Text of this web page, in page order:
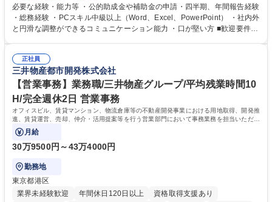
ジションとして活躍いただくことを期待しています。 【総務・人事グルー
プの業務内容】 ・人事制度関連 ・採用活動 ・教育研修の企画、実行 ・勤
怠管理 ・官公庁への各種提出 ・法定の会議運営（評議員会、理事会） ・
管理 ・福利厚生関連 ・職員からの問合せ、相談対応 ・その他日常の総務
業務全般 募集職種 【東京／文京区】公益財団法人の総務人事業務／年間
休日125日
必要な経験・能力等 ・公的助成金や補助金の申請・四半期、年間報告経験
・総務経験 ・PCスキル中級以上（Word、Excel、PowerPoint） ・社内外
と円滑な調整ができるコミュニケーション能力 ・口が堅い方 ■歓迎要件
正社員
三井物産都市開発株式会社
【営業事務】業務職/三井物産グループ/平均残業時間10
H/完全週休2日 営業事務
オフィスビル、賃貸マンション、物流倉庫等の不動産開発事業における用地取得、開発推
進、賃貸運営、売却、仲介・活用提案等を行う営業部門において事務業務を担当いただき
ます。
月給
30万9500円～43万4000円
勤務地
東京都港区
業界未経験歓迎
年間休日120日以上 資格取得支援あり